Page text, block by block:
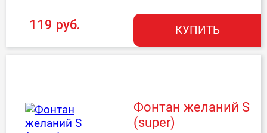
119 руб. КУПИТЬ
Фонтан желаний S
(super)